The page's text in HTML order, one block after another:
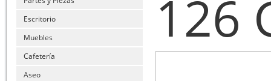
Escritorio
Muebles
Cafetería
Aseo
126